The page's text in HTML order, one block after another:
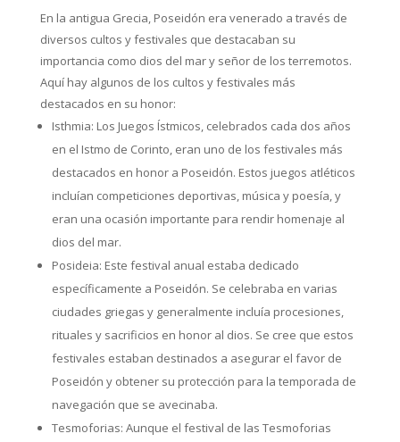
En la antigua Grecia, Poseidón era venerado a través de
diversos cultos y festivales que destacaban su
importancia como dios del mar y señor de los terremotos.
Aquí hay algunos de los cultos y festivales más
destacados en su honor:
Isthmia: Los Juegos Ístmicos, celebrados cada dos años
en el Istmo de Corinto, eran uno de los festivales más
destacados en honor a Poseidón. Estos juegos atléticos
incluían competiciones deportivas, música y poesía, y
eran una ocasión importante para rendir homenaje al
dios del mar.
Posideia: Este festival anual estaba dedicado
específicamente a Poseidón. Se celebraba en varias
ciudades griegas y generalmente incluía procesiones,
rituales y sacrificios en honor al dios. Se cree que estos
festivales estaban destinados a asegurar el favor de
Poseidón y obtener su protección para la temporada de
navegación que se avecinaba.
Tesmoforias: Aunque el festival de las Tesmoforias